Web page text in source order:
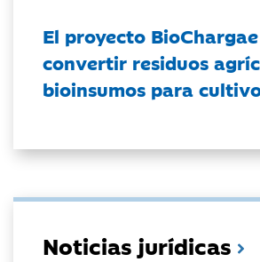
El proyecto
convertir residuos
bioinsumos para
Noticias jurídicas